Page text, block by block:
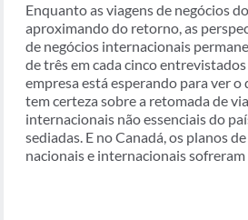
Enquanto as viagens de negócios
aproximando do retorno, as
de negócios internacionais
de três em cada cinco
empresa está esperando para ver o
tem certeza sobre a retomada de
internacionais não essenciais do
sediadas. E no Canadá, os planos
nacionais e internacionais